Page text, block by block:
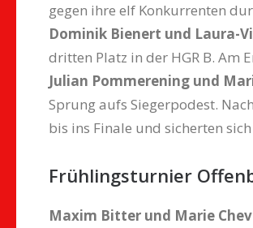
gegen ihre elf Konkurrenten
Dominik Bienert und Laura-
dritten Platz in der HGR B. Am
Julian Pommerening und
Sprung aufs Siegerpodest.
bis ins Finale und sicherten
Frühlingsturnier
Maxim Bitter und Marie